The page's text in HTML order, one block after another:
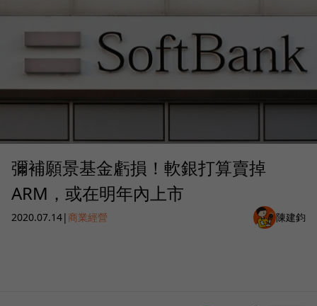
彌補願景基金虧損！軟銀打算賣掉
ARM，或在明年內上市
2020.07.14|商業經營 陳建鈞